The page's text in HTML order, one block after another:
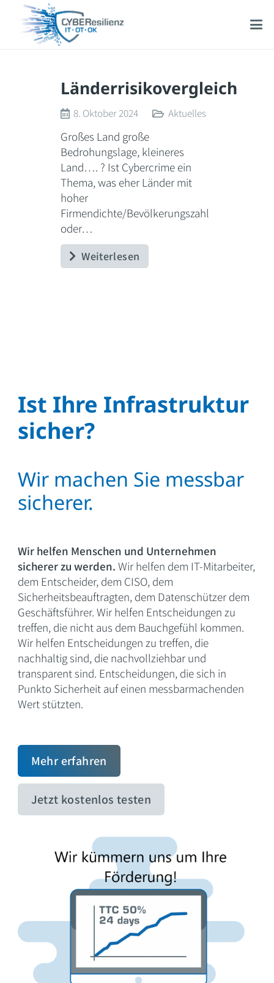
Länderrisikovergleich
8. Oktober 2024 Aktuelles
Großes Land große
Bedrohungslage, kleineres
Land…. ? Ist Cybercrime ein
Thema, was eher Länder mit
hoher
Firmendichte/Bevölkerungszahl
oder…
Weiterlesen
Ist Ihre Infrastruktur
sicher?
Wir machen Sie messbar
sicherer.
Wir helfen Menschen und Unternehmen
sicherer zu werden. Wir helfen dem IT-Mitarbeiter,
dem Entscheider, dem CISO, dem
Sicherheitsbeauftragten, dem Datenschützer dem
Geschäftsführer. Wir helfen Entscheidungen zu
treffen, die nicht aus dem Bauchgefühl kommen.
Wir helfen Entscheidungen zu treffen, die
nachhaltig sind, die nachvollziehbar und
transparent sind. Entscheidungen, die sich in
Punkto Sicherheit auf einen messbarmachenden
Wert stützten.
Mehr erfahren
Jetzt kostenlos testen